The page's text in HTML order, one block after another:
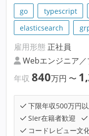
go typescript
elasticsearch
雇用形態 正社員
Webエンジニア
年収 840万円 〜
下限年収500万円
SIer在籍者歓迎
コードレビュー文